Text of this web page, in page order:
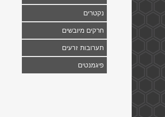
נקטרים
חרקים מיובשים
תערובות זרעים
פיגמנטים